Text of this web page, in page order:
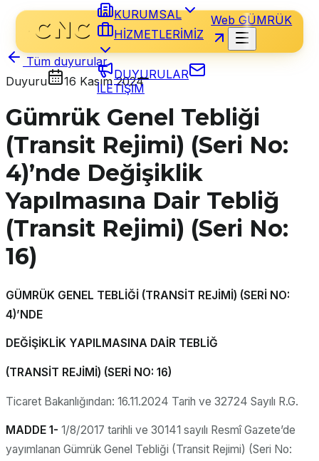
KURUMSAL
HİZMETLERİMİZ
DUYURULAR
İLETİŞİM
Web GÜMRÜK
Tüm duyurular
Duyuru
16 Kasım 2024
Gümrük Genel Tebliği
(Transit Rejimi) (Seri No:
4)’nde Değişiklik
Yapılmasına Dair Tebliğ
(Transit Rejimi) (Seri No:
16)
GÜMRÜK GENEL TEBLİĞİ (TRANSİT REJİMİ) (SERİ NO:
4)’NDE
DEĞİŞİKLİK YAPILMASINA DAİR TEBLİĞ
(TRANSİT REJİMİ) (SERİ NO: 16)
Ticaret Bakanlığından: 16.11.2024 Tarih ve 32724 Sayılı R.G.
MADDE 1- 1/8/2017 tarihli ve 30141 sayılı Resmî Gazete’de
yayımlanan Gümrük Genel Tebliği (Transit Rejimi) (Seri No: